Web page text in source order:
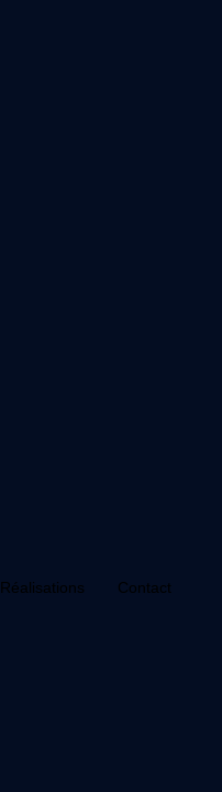
Réalisations Contact